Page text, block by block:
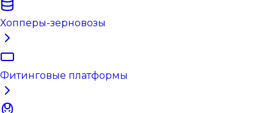
Хопперы-зерновозы
Фитинговые платформы